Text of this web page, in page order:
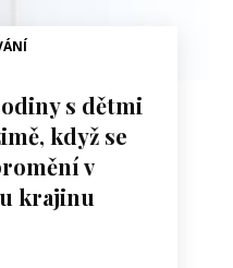
s dětmi
když se
v
krajinu